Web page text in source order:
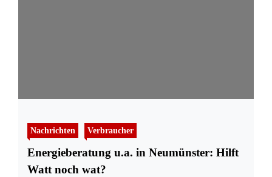
Nachrichten Verbraucher
Energieberatung u.a. in Neumünster: Hilft
Watt noch wat?